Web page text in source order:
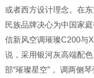
或者西方设计理念。在
民族品牌决心为中国家
信新风空调璀璨C200与
说，采用银河灰高端配
部“璀璨星空”， 调两侧